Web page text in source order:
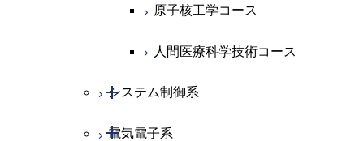
原子核工学コース
人間医療科学技術コース
システム制御系
開閉
システム制御コース
電気電子系
開閉